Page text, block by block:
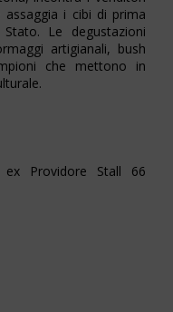
i cibi di prima
Le degustazioni
artigianali, bush
che mettono in
Providore Stall 66